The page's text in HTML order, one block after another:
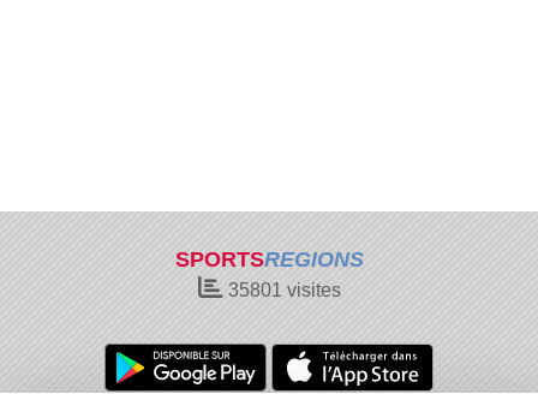
SPORTSREGIONS
35801 visites